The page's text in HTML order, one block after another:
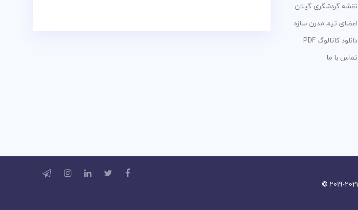
نقشه گردشگری گیلان
اعضای تیم مدرن سازه
دانلود کاتالوگ PDF
تماس با ما